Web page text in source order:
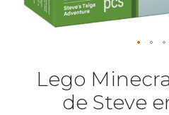
Lego
de Steve